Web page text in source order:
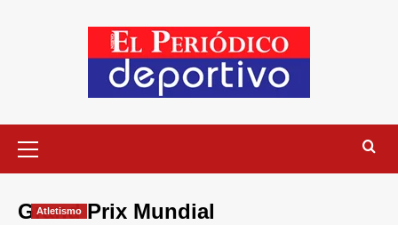
Grand Prix Mundial
Atletismo